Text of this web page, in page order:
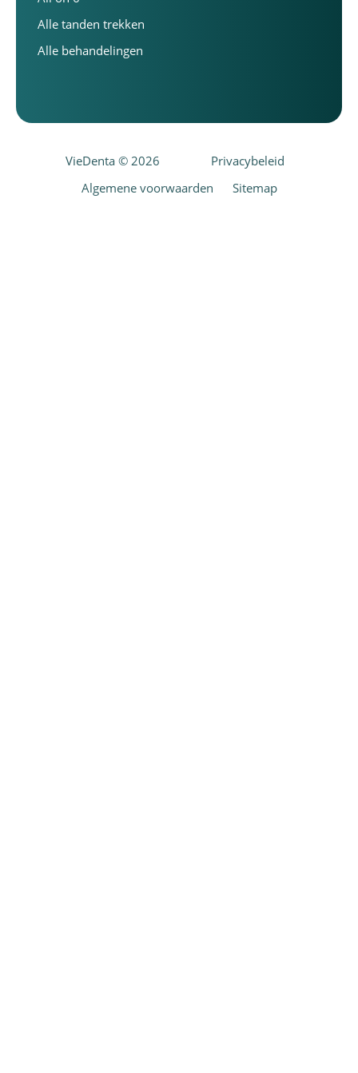
Alle tanden trekken
Alle behandelingen
VieDenta © 2026
Privacybeleid
Algemene voorwaarden
Sitemap